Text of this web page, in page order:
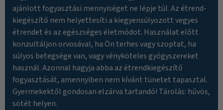
ajánlott fogyasztási mennyiséget ne lépje túl. Az étrend-
kiegészítő nem helyettesíti a kiegyensúlyozott vegyes
étrendet és az egészséges életmódot. Használat előtt
konzultáljon orvosával, ha Ön terhes vagy szoptat, ha
súlyos betegsége van, vagy vényköteles gyógyszereket
használ. Azonnal hagyja abba az étrendkiegészítő
fogyasztását, amennyiben nem kívánt tünetet tapasztal.
Gyermekektől gondosan elzárva tartandó! Tárolás: hűvös,
sötét helyen.